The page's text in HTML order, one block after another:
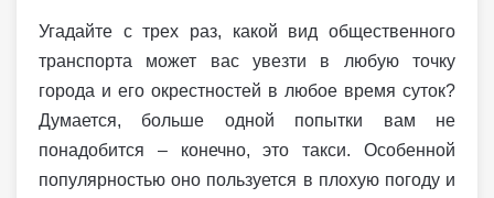
Угадайте с трех раз, какой вид общественного
транспорта может вас увезти в любую точку
города и его окрестностей в любое время суток?
Думается, больше одной попытки вам не
понадобится – конечно, это такси. Особенной
популярностью оно пользуется в плохую погоду и